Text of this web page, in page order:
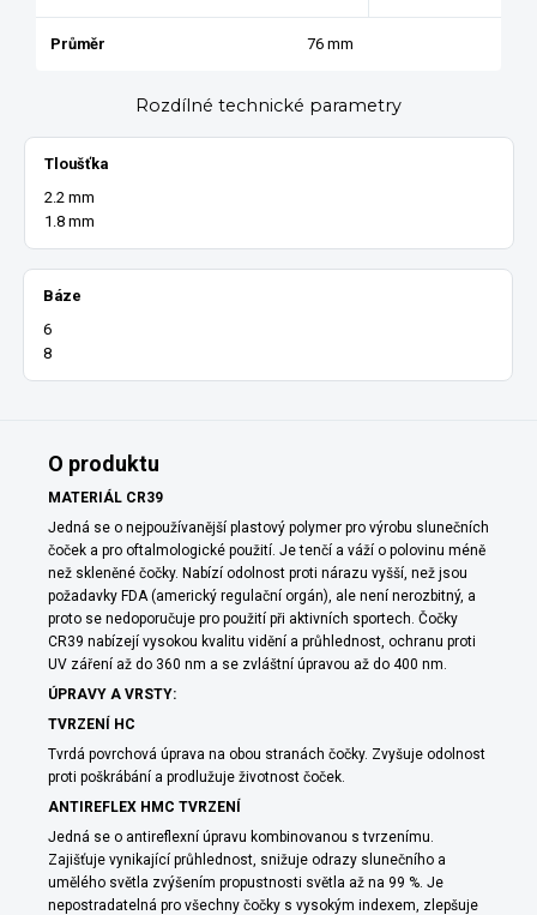
Průměr 76 mm
Rozdílné technické parametry
Tloušťka
2.2 mm
1.8 mm
Báze
6
8
O produktu
MATERIÁL CR39
Jedná se o nejpoužívanější plastový polymer pro výrobu slunečních
čoček a pro oftalmologické použití. Je tenčí a váží o polovinu méně
než skleněné čočky. Nabízí odolnost proti nárazu vyšší, než jsou
požadavky FDA (americký regulační orgán), ale není nerozbitný, a
proto se nedoporučuje pro použití při aktivních sportech. Čočky
CR39 nabízejí vysokou kvalitu vidění a průhlednost, ochranu proti
UV záření až do 360 nm a se zvláštní úpravou až do 400 nm.
ÚPRAVY A VRSTY:
TVRZENÍ HC
Tvrdá povrchová úprava na obou stranách čočky. Zvyšuje odolnost
proti poškrábání a prodlužuje životnost čoček.
ANTIREFLEX HMC TVRZENÍ
Jedná se o antireflexní úpravu kombinovanou s tvrzenímu.
Zajišťuje vynikající průhlednost, snižuje odrazy slunečního a
umělého světla zvýšením propustnosti světla až na 99 %. Je
nepostradatelná pro všechny čočky s vysokým indexem, zlepšuje